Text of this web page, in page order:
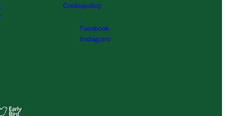
Cookiepolicy
Facebook
Instagram